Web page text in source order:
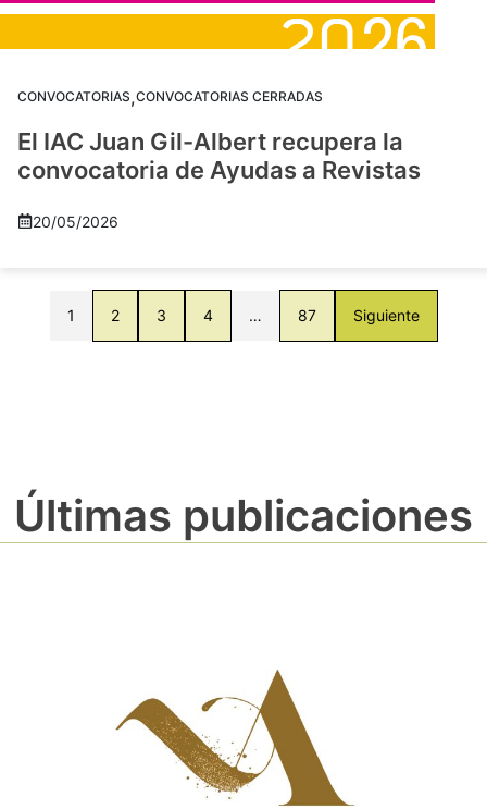
CONVOCATORIAS,CONVOCATORIAS CERRADAS
El IAC Juan Gil-Albert recupera la
convocatoria de Ayudas a Revistas
20/05/2026
1 2 3 4 … 87 Siguiente
Últimas publicaciones